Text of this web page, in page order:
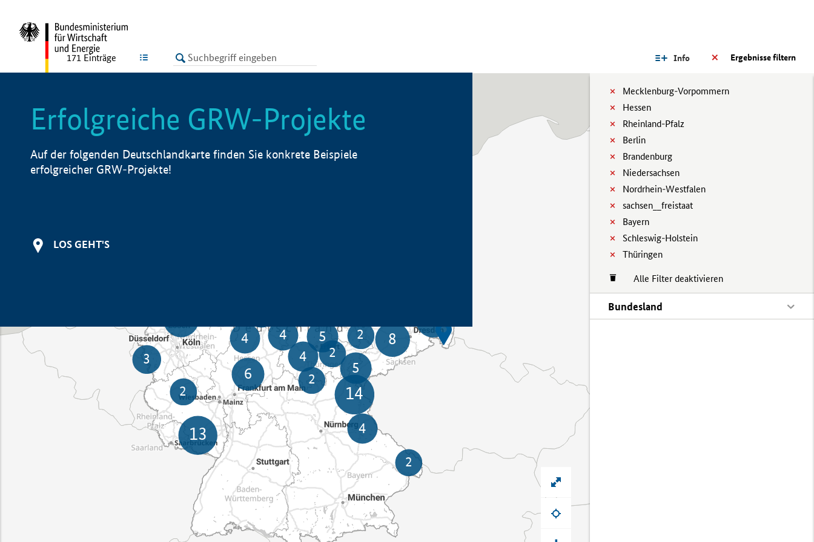
LISTE Ergebnisse filtern
Info
Mecklenburg-Vorpommern
Hessen
Rheinland-Pfalz
Berlin
Brandenburg
Niedersachsen
Nordrhein-Westfalen
sachsen__freistaat
Bayern
Schleswig-Holstein
Thüringen
Alle Filter deaktivieren
Bundesland
171 Einträge
Erfolgreiche GRW-Projekte
Auf der folgenden Deutschlandkarte finden Sie konkrete Beispiele
erfolgreicher GRW-Projekte!
LOS GEHT'S